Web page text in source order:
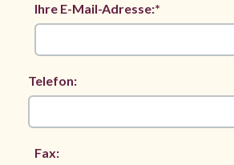
Ihre E-Mail-Adresse:*
Telefon:
Fax: